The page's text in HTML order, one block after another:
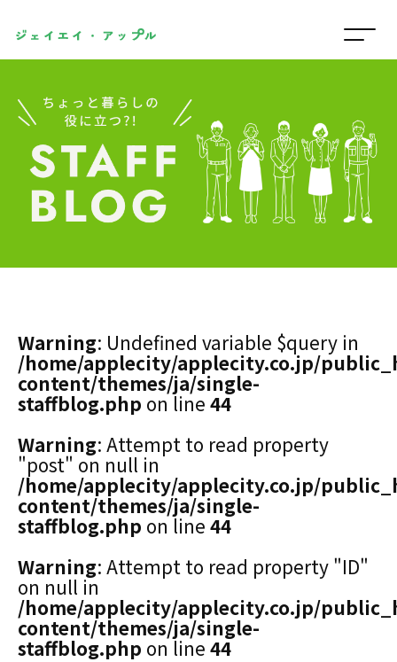
Warning: Undefined variable $query in
/home/applecity/applecity.co.jp/
content/themes/ja/single-
staffblog.php on line 44
Warning: Attempt to read property
"post" on null in
/home/applecity/applecity.co.jp/
content/themes/ja/single-
staffblog.php on line 44
Warning: Attempt to read property "ID"
on null in
/home/applecity/applecity.co.jp/
content/themes/ja/single-
staffblog.php on line 44